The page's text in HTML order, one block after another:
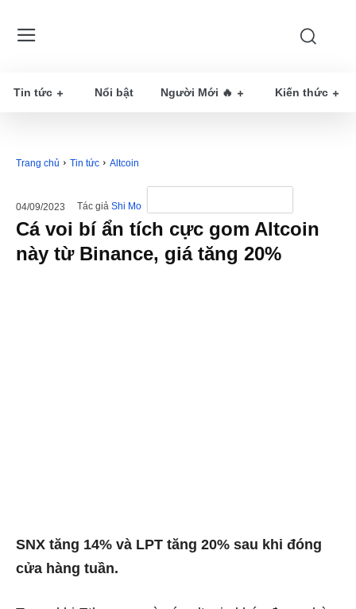
Tin tức Nổi bật Người Mới 🔥 Kiến thức
Trang chủ Tin tức Altcoin
04/09/2023 Tác giả Shi Mo
Cá voi bí ẩn tích cực gom Altcoin
này từ Binance, giá tăng 20%
SNX tăng 14% và LPT tăng 20% ​​sau khi đóng
cửa hàng tuần.